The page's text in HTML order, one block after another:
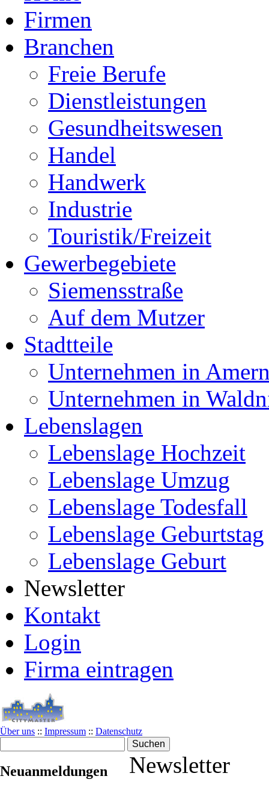
Firmen
Branchen
Freie Berufe
Dienstleistungen
Gesundheitswesen
Handel
Handwerk
Industrie
Touristik/Freizeit
Gewerbegebiete
Siemensstraße
Auf dem Mutzer
Stadtteile
Unternehmen in
Unternehmen in
Lebenslagen
Lebenslage Hochzeit
Lebenslage Umzug
Lebenslage Todesfall
Lebenslage Geburtstag
Lebenslage Geburt
Newsletter
Kontakt
Login
Firma eintragen
Über uns :: Impressum :: Datenschutz
Neuanmeldungen
Newsletter